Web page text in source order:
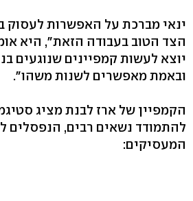
ינאי מברכת על האפשרות לעסוק
הצד הטוב בעבודה הזאת", היא
יוצא לעשות קמפיינים שנוגעים
ובאמת מאפשרים לשנות משהו".
הקמפיין של ארז לבנת מציג
להתמודד נשאים רבים, הנפסלים
המעסיקים: